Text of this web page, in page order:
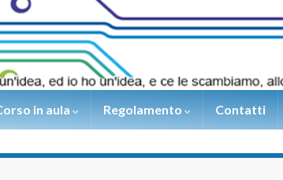
in aula Regolamento Contatti